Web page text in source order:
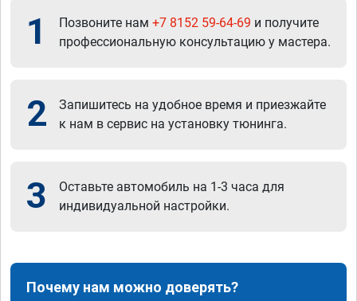
1 Позвоните нам +7 8152 59-64-69 и получите
профессиональную консультацию у мастера.
2
Запишитесь на удобное время и приезжайте
к нам в сервис на установку тюнинга.
3
Оставьте автомобиль на 1-3 часа для
индивидуальной настройки.
Почему нам можно доверять?